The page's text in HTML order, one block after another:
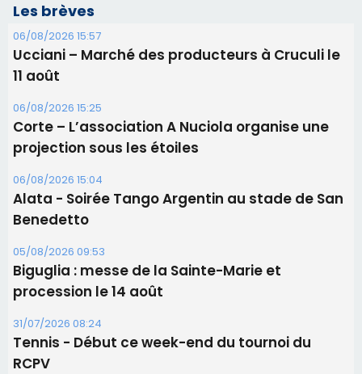
Alata - Soirée Tango Argentin au stade de San
Benedetto
05/08/2026 09:53
Biguglia : messe de la Sainte-Marie et
procession le 14 août
31/07/2026 08:24
Tennis - Début ce week-end du tournoi du
RCPV
31/07/2026 08:22
82ème anniversaire de la disparition du
Commandant Antoine de Saint Exupery
Les plus lus
Satine Nomary est la nouvelle Miss Corse 2026